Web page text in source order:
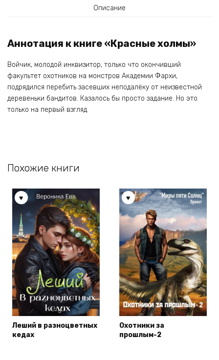
Описание
Аннотация к книге «Красные холмы»
Войчик, молодой инквизитор, только что окончивший
факультет охотников на монстров Академии Фархи,
подрядился перебить засевших неподалёку от неизвестной
деревеньки бандитов. Казалось бы просто задание. Но это
только на первый взгляд.
Похожие книги
Леший в разноцветных
кедах
Охотники за
прошлым-2